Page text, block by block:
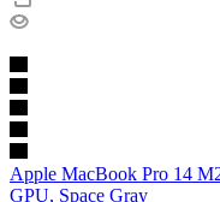
Apple MacBook Pro 14
GPU, Space Gray